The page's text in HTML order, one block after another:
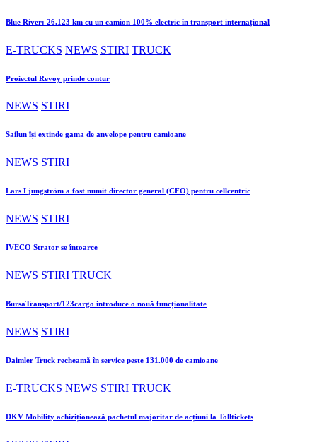
Blue River: 26.123 km cu un camion 100% electric în transport internațional
E-TRUCKS NEWS STIRI TRUCK
Proiectul Revoy prinde contur
NEWS STIRI
Sailun își extinde gama de anvelope pentru camioane
NEWS STIRI
Lars Ljungström a fost numit director general (CFO) pentru cellcentric
NEWS STIRI
IVECO Strator se întoarce
NEWS STIRI TRUCK
BursaTransport/123cargo introduce o nouă funcționalitate
NEWS STIRI
Daimler Truck recheamă în service peste 131.000 de camioane
E-TRUCKS NEWS STIRI TRUCK
DKV Mobility achiziționează pachetul majoritar de acțiuni la Tolltickets